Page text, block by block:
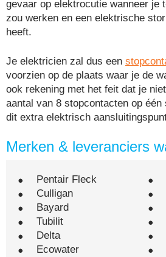
gevaar op elektrocutie wanneer je
zou werken en een elektrische
heeft.
Je elektricien zal dus een
voorzien op de plaats waar je de
ook rekening met het feit dat je
aantal van 8 stopcontacten op
dit extra elektrisch
Merken & leveranciers
Pentair Fleck
Culligan
Bayard
Tubilit
Delta
Ecowater